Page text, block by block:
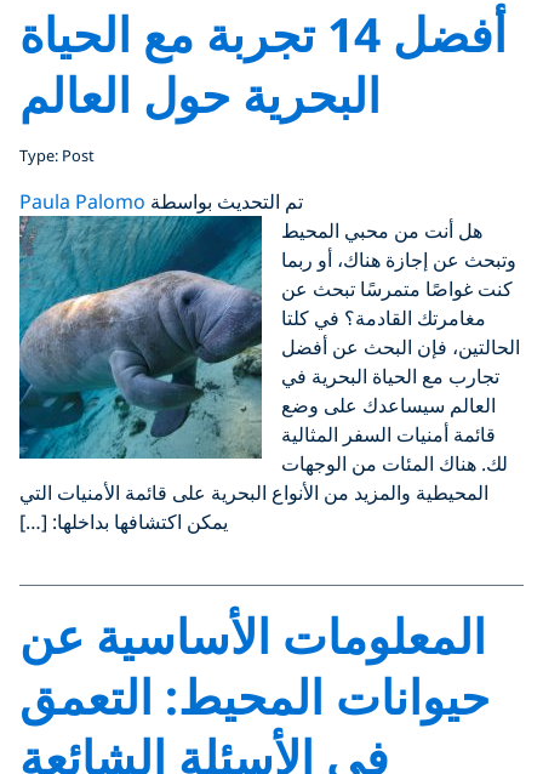
أفضل 14 تجربة مع الحياة
البحرية حول العالم
Type: Post
تم التحديث بواسطة Paula Palomo
هل أنت من محبي المحيط
وتبحث عن إجازة هناك، أو ربما
كنت غواصًا متمرسًا تبحث عن
مغامرتك القادمة؟ في كلتا
الحالتين، فإن البحث عن أفضل
تجارب مع الحياة البحرية في
العالم سيساعدك على وضع
قائمة أمنيات السفر المثالية
لك. هناك المئات من الوجهات
المحيطية والمزيد من الأنواع البحرية على قائمة الأمنيات التي
يمكن اكتشافها بداخلها: […]
المعلومات الأساسية عن
حيوانات المحيط: التعمق
في الأسئلة الشائعة